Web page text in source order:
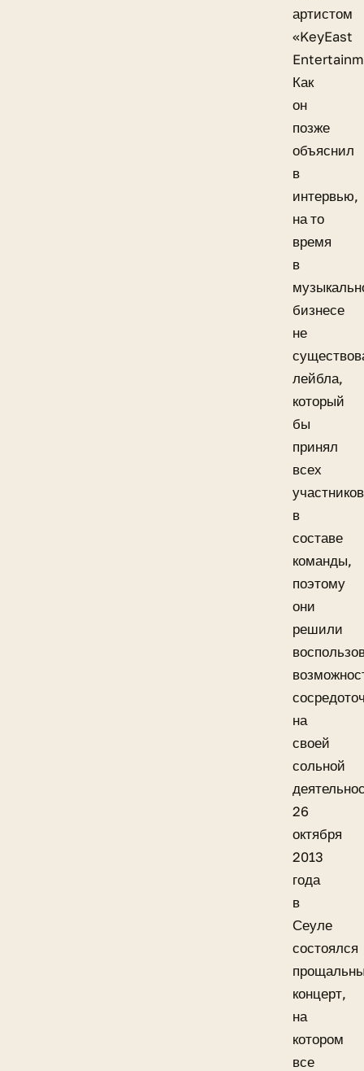
артистом
«KeyEast
Как
он
позже
объяснил
в
интервью,
на то
время
в
бизнесе
не
лейбла,
который
бы
принял
всех
участников
в
составе
команды,
поэтому
они
решили
на
своей
сольной
26
октября
2013
года
в
Сеуле
состоялся
концерт,
на
котором
все